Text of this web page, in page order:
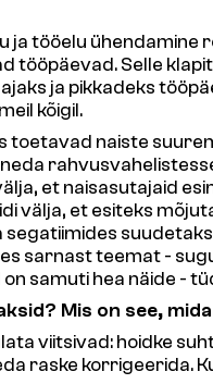
tööelu
Selle
ja pikkadeks
kõigil.
toetavad naiste
et naisasutajaid
et esiteks
sarnast teemat -
samuti hea näide -
Mis on see,
viitsivad: hoidke
raske